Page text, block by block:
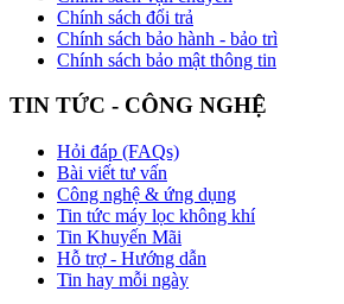
Chính sách đổi trả
Chính sách bảo hành - bảo trì
Chính sách bảo mật thông tin
TIN TỨC - CÔNG NGHỆ
Hỏi đáp (FAQs)
Bài viết tư vấn
Công nghệ & ứng dụng
Tin tức máy lọc không khí
Tin Khuyến Mãi
Hỗ trợ - Hướng dẫn
Tin hay mỗi ngày